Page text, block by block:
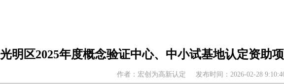
光明区2025年度概念验证中心、中小试基地认定资助
作者：宏创为高新认定 发布时间：2026-02-28